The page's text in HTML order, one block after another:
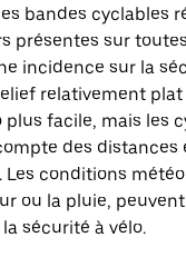
bandes cyclables
présentes sur
incidence sur la
relativement
facile, mais les
des distances
Les conditions
ou la pluie,
sécurité à vélo.